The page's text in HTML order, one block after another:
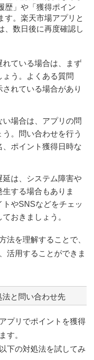
歴」や「獲得ポイン
す。楽天市場アプリと
、数日後に再度確認し
れている場合は、まず
う。よくある質問
されている場合があり
い場合は、アプリの問
。問い合わせを行う
ポイント獲得日時な
延は、システム障害や
する場合もありま
やSNSなどをチェッ
おきましょう。
法を理解することで、
活用することができま
と問い合わせ先
プリでポイントを獲得
す。
下の対処法を試してみ